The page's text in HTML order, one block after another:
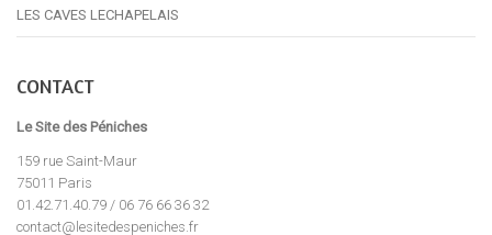
LES CAVES LECHAPELAIS
CONTACT
Le Site des Péniches
159 rue Saint-Maur
75011 Paris
01.42.71.40.79 / 06 76 66 36 32
contact@lesitedespeniches.fr